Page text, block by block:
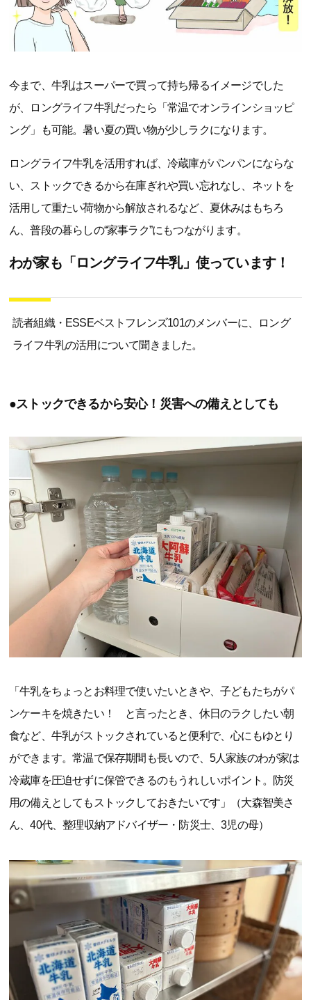
今まで、牛乳はスーパーで買って持ち帰るイメージでした
が、ロングライフ牛乳だったら「常温でオンラインショッピ
ング」も可能。暑い夏の買い物が少しラクになります。
ロングライフ牛乳を活用すれば、冷蔵庫がパンパンにならな
い、ストックできるから在庫ぎれや買い忘れなし、ネットを
活用して重たい荷物から解放されるなど、夏休みはもちろ
ん、普段の暮らしの“家事ラク”にもつながります。
わが家も「ロングライフ牛乳」使っています！
読者組織・ESSEベストフレンズ101のメンバーに、ロング
ライフ牛乳の活用について聞きました。
●ストックできるから安心！災害への備えとしても
「牛乳をちょっとお料理で使いたいときや、子どもたちがパ
ンケーキを焼きたい！ と言ったとき、休日のラクしたい朝
食など、牛乳がストックされていると便利で、心にもゆとり
ができます。常温で保存期間も長いので、5人家族のわが家は
冷蔵庫を圧迫せずに保管できるのもうれしいポイント。防災
用の備えとしてもストックしておきたいです」（大森智美さ
ん、40代、整理収納アドバイザー・防災士、3児の母）